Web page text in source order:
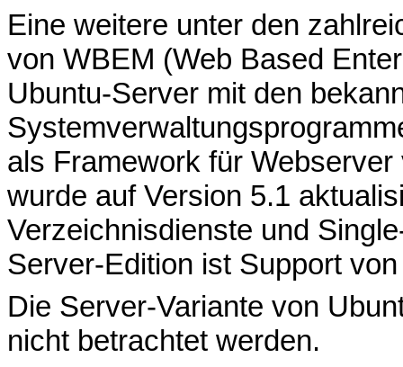
Eine weitere unter den
von WBEM (Web Based
Ubuntu-Server mit den
als Framework für
wurde auf Version 5.1
Verzeichnisdienste und
Server-Edition ist Support
Die Server-Variante von
nicht betrachtet werden.